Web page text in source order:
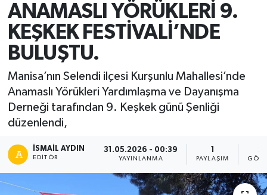
ANAMASLI YÖRÜKLERİ 9.
KEŞKEK FESTİVALİ’NDE
BULUŞTU.
Manisa’nın Selendi ilçesi Kurşunlu Mahallesi’nde
Anamaslı Yörükleri Yardımlaşma ve Dayanışma
Derneği tarafından 9. Keşkek günü Şenliği
düzenlendi,
İSMAIL AYDIN
EDITÖR
31.05.2026 - 00:39
YAYINLANMA PAYLAŞIM
SPOR
YAŞAM
RESMİ REKLAM
Son Dakika Haberleri
Haber Arşivi